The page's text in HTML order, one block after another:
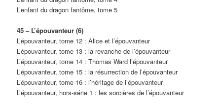
L’enfant du dragon fantôme, tome 5
45 – L’épouvanteur (6)
L’épouvanteur, tome 12 : Alice et l’épouvanteur
L’épouvanteur, tome 13 : la revanche de l’épouvanteur
L’épouvanteur, tome 14 : Thomas Ward l’épouvanteur
L’épouvanteur, tome 15 : la résurrection de l’épouvanteur
L’épouvanteur, tome 16 : l’héritage de l’épouvanteur
L’épouvanteur, hors-série 1 : les sorcières de l’épouvanteur